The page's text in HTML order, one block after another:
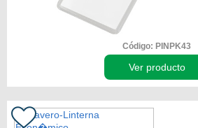
Código: PINPK43
Ver producto